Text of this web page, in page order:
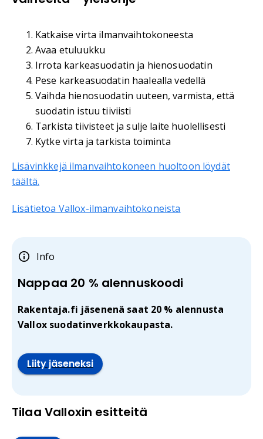
Katkaise virta ilmanvaihtokoneesta
Avaa etuluukku
Irrota karkeasuodatin ja hienosuodatin
Pese karkeasuodatin haalealla vedellä
Vaihda hienosuodatin uuteen, varmista, että
suodatin istuu tiiviisti
Tarkista tiivisteet ja sulje laite huolellisesti
Kytke virta ja tarkista toiminta
Lisävinkkejä ilmanvaihtokoneen huoltoon löydät
täältä.
Lisätietoa Vallox-ilmanvaihtokoneista
Info
Nappaa 20 % alennuskoodi
Rakentaja.fi jäsenenä saat 20 % alennusta
Vallox suodatinverkkokaupasta.
Liity jäseneksi
Tilaa Valloxin esitteitä